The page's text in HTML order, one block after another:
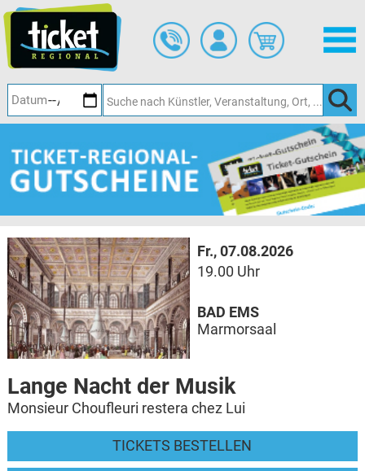
Hauptinhalt
springen
Fr., 07.08.2026
19.00 Uhr
Lange Nacht der Musik
Monsieur Choufleuri restera chez Lui
TICKETS BESTELLEN
BAD EMS
Marmorsaal